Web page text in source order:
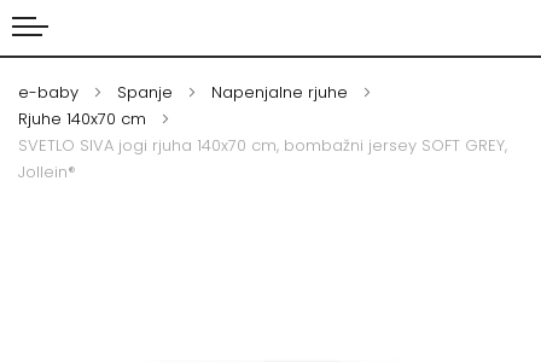
e-baby Spanje
Napenjalne rjuhe
Rjuhe 140x70 cm
SVETLO SIVA jogi rjuha 140x70 cm, bombažni jersey SOFT GREY,
Jollein®